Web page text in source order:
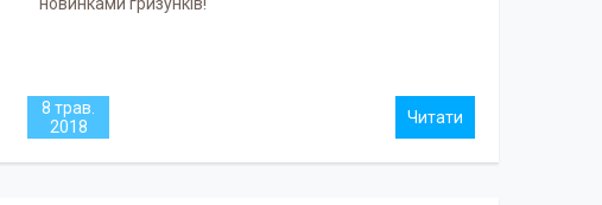
8 трав.
2018